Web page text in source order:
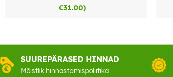
€31.00)
SUUREPÄRASED HINNAD
Mõistlik hinnastamispoliitika